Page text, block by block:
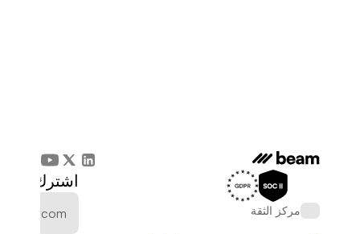
مركز الثقة
اشترك في